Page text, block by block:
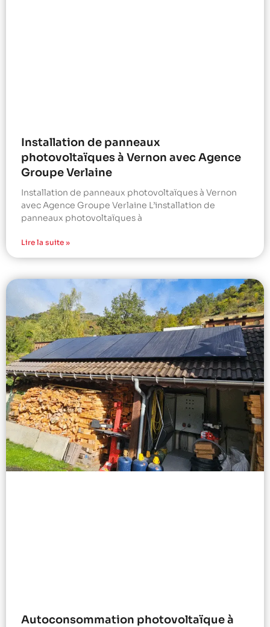
Installation de panneaux
photovoltaïques à Vernon avec Agence
Groupe Verlaine
Installation de panneaux photovoltaïques à Vernon
avec Agence Groupe Verlaine L’installation de
panneaux photovoltaïques à
Lire la suite »
Autoconsommation photovoltaïque à